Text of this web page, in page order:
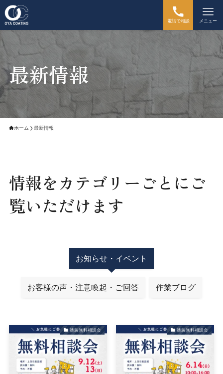
電話で相談 メニュー
最新情報
ホーム 最新情報
情報をカテゴリーごとにご
覧いただけます
お知らせ・イベント
お客様の声・注意喚起・ご回答 作業ブログ
塗装無料相談会 塗装無料相談会